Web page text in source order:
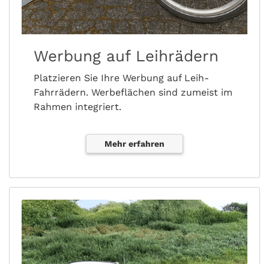
Werbung auf Leihrädern
Platzieren Sie Ihre Werbung auf Leih-
Fahrrädern. Werbeflächen sind zumeist im
Rahmen integriert.
Mehr erfahren